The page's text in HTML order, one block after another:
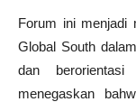
Forum ini menjadi
Global South
dan
menegaskan